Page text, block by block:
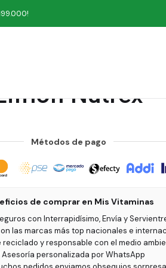
3000
Nutrex
Métodos de pago
de comprar en Mis Vitaminas
con Interrapidísimo, Envía y
las marcas más top nacionales e
reciclado y responsable con el medio
Asesoría personalizada por WhatsApp